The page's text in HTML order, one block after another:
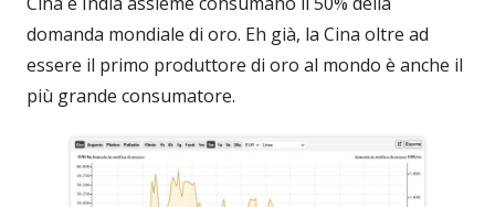
domanda mondiale di oro. Eh già, la Cina oltre ad
essere il primo produttore di oro al mondo è anche il
più grande consumatore.